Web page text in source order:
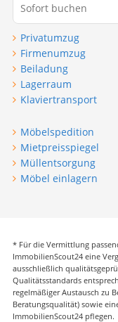
Sofort buchen
Privatumzug
Firmenumzug
Beiladung
Lagerraum
Klaviertransport
Möbelspedition
Mietpreisspiegel
Müllentsorgung
Möbel einlagern
* Für die Vermittlung
ImmobilienScout24 eine
ausschließlich
Qualitätsstandards
regelmäßiger Austausch zu
Beratungsqualität) sowie
ImmobilienScout24 pflegen.